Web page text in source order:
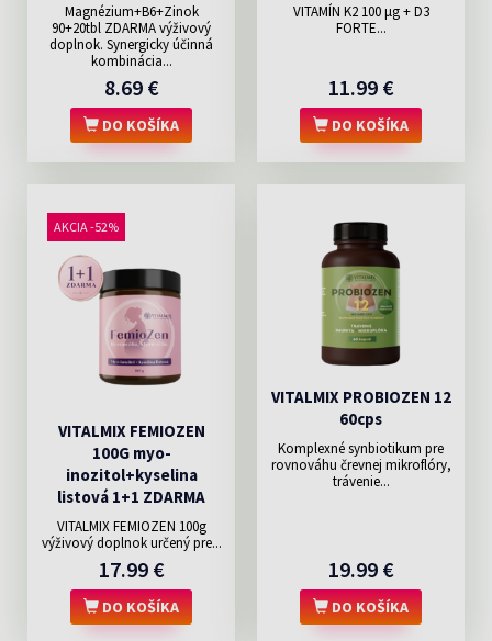
Magnézium+B6+Zinok
90+20tbl ZDARMA výživový
doplnok. Synergicky účinná
kombinácia...
8.69 €
DO KOŠÍKA
VITAMÍN K2 100 μg + D3
FORTE...
11.99 €
DO KOŠÍKA
AKCIA -52%
VITALMIX FEMIOZEN
100G myo-
inozitol+kyselina
listová 1+1 ZDARMA
VITALMIX FEMIOZEN 100g
výživový doplnok určený pre...
17.99 €
DO KOŠÍKA
VITALMIX PROBIOZEN 12
60cps
Komplexné synbiotikum pre
rovnováhu črevnej mikroflóry,
trávenie...
19.99 €
DO KOŠÍKA